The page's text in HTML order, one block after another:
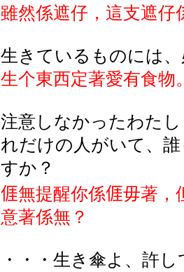
雖然係遮仔，這支遮仔
生きているものには
生个東西定著愛有食物
注意しなかったわた
れだけの人がいて、
すか？
𠊎無提醒你係𠊎毋著
意著係無？
・・・生き傘よ、許